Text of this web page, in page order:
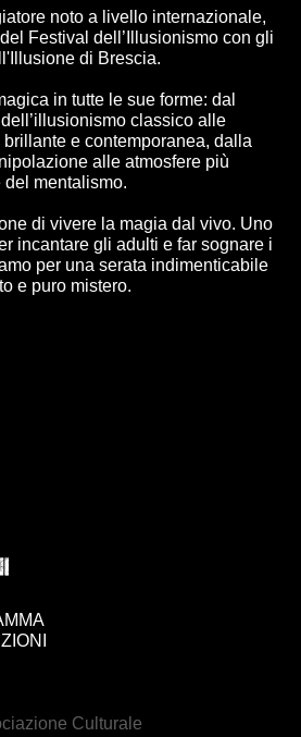
noto a livello internazionale,
Festival dell’Illusionismo con gli
di Brescia.
in tutte le sue forme: dal
classico alle
e contemporanea, dalla
alle atmosfere più
mentalismo.
di vivere la magia dal vivo. Uno
incantare gli adulti e far sognare i
per una serata indimenticabile
e puro mistero.
Culturale